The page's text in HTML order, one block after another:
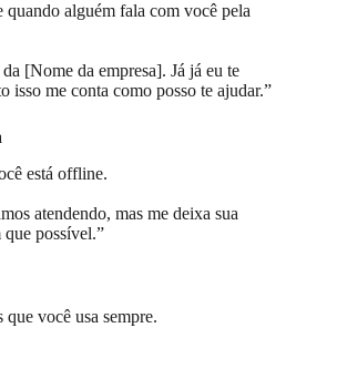
quando alguém fala com você pela
[Nome da empresa]. Já já eu te
isso me conta como posso te ajudar.”
está offline.
atendendo, mas me deixa sua
possível.”
você usa sempre.